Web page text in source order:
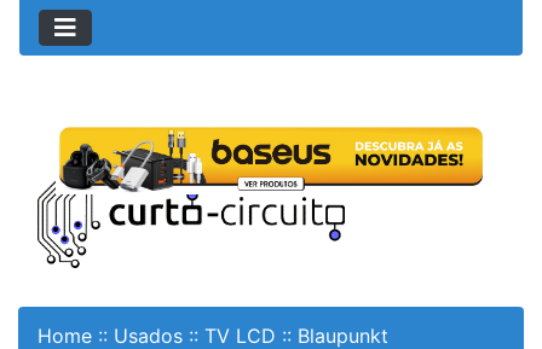
Home :: Usados :: TV LCD :: Blaupunkt